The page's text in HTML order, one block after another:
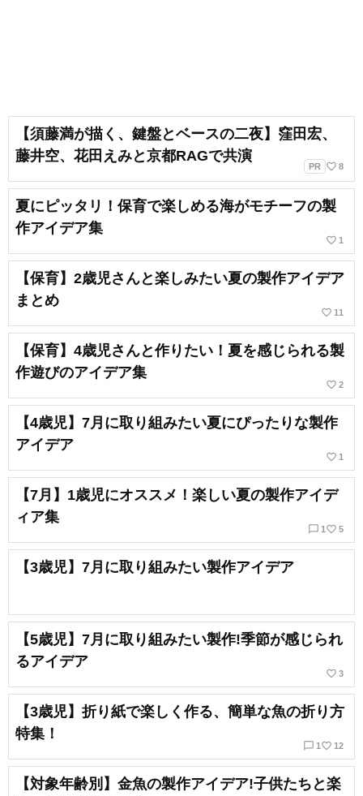
【須藤満が描く、鍵盤とベースの二夜】窪田宏、
藤井空、花田えみと京都RAGで共演
PR favorite_border 8
夏にピッタリ！保育で楽しめる海がモチーフの製
作アイデア集
favorite_border 1
【保育】2歳児さんと楽しみたい夏の製作アイデア
まとめ
favorite_border 11
【保育】4歳児さんと作りたい！夏を感じられる製
作遊びのアイデア集
favorite_border 2
【4歳児】7月に取り組みたい夏にぴったりな製作
アイデア
favorite_border 1
【7月】1歳児にオススメ！楽しい夏の製作アイデ
ィア集
chat_bubble_outline 1 favorite_border 5
【3歳児】7月に取り組みたい製作アイデア
【5歳児】7月に取り組みたい製作!季節が感じられ
るアイデア
favorite_border 3
【3歳児】折り紙で楽しく作る、簡単な魚の折り方
特集！
chat_bubble_outline 1 favorite_border 12
【対象年齢別】金魚の製作アイデア!子供たちと楽